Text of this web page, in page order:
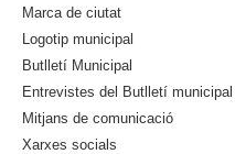
t
e
r
n
a
Marca de ciutat
Logotip municipal
Butlletí Municipal
Entrevistes del Butlletí municipal
Mitjans de comunicació
Xarxes socials